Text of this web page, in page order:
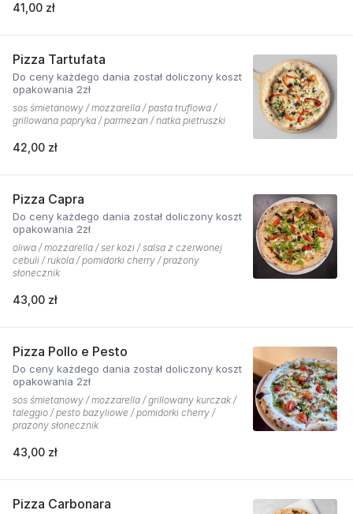
41,00 zł
Pizza Tartufata
Do ceny każdego dania został doliczony koszt
opakowania 2zł
sos śmietanowy / mozzarella / pasta truflowa /
grillowana papryka / parmezan / natka pietruszki
42,00 zł
Pizza Capra
Do ceny każdego dania został doliczony koszt
opakowania 2zł
oliwa / mozzarella / ser kozi / salsa z czerwonej
cebuli / rukola / pomidorki cherry / prażony
słonecznik
43,00 zł
Pizza Pollo e Pesto
Do ceny każdego dania został doliczony koszt
opakowania 2zł
sos śmietanowy / mozzarella / grillowany kurczak /
taleggio / pesto bazyliowe / pomidorki cherry /
prażony słonecznik
43,00 zł
Pizza Carbonara